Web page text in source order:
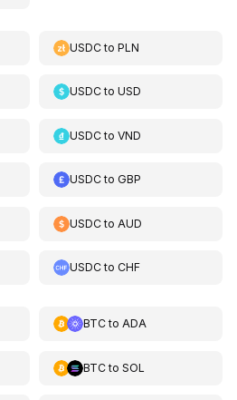
USDCtoPLN
USDCtoUSD
USDCtoVND
USDCtoGBP
USDCto AUD
USDCtoCHF
BTCto ADA
BTCto SOL